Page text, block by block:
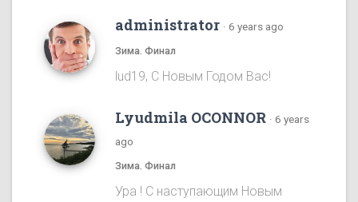
administrator · 6 years ago
Зима. Финал
lud19, С Новым Годом Вас!
Lyudmila OCONNOR · 6 years
ago
Зима. Финал
Ура ! С наступающим Новым